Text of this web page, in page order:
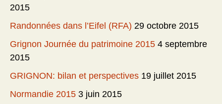
2015
Randonnées dans l’Eifel (RFA) 29 octobre 2015
Grignon Journée du patrimoine 2015 4 septembre
2015
GRIGNON: bilan et perspectives 19 juillet 2015
Normandie 2015 3 juin 2015